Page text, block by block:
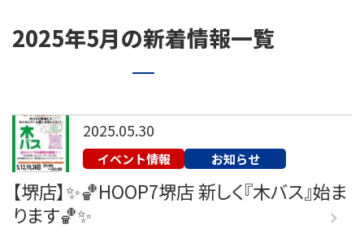
0729-65-6060
コート利用予約
2025年5月の新着情報一覧
2025.05.30
イベント情報 お知らせ
【堺店】✨🏀HOOP7堺店 新しく『木バス』始ま
ります🏀✨